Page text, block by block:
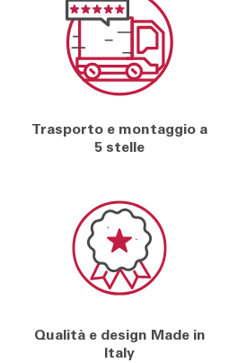
Trasporto e montaggio a
5 stelle
Qualità e design Made in
Italy